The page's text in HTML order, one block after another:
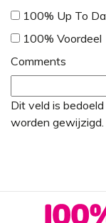
100% Up To
100% Voordeel
Comments
Dit veld is
worden gewijzigd.